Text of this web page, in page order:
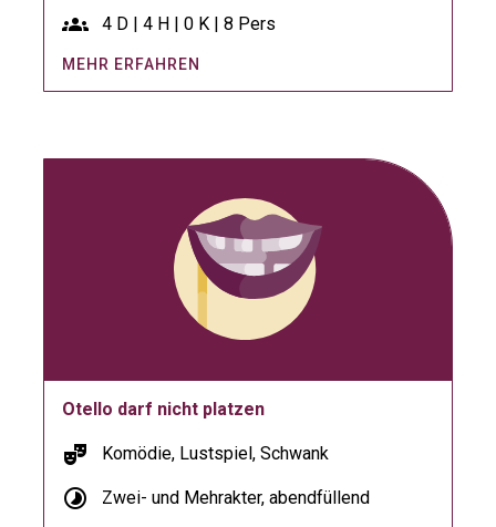
groups 4 D | 4 H | 0 K | 8 Pers
MEHR ERFAHREN
Otello darf nicht platzen
theater_comedy Komödie, Lustspiel, Schwank
timelapse Zwei- und Mehrakter, abendfüllend